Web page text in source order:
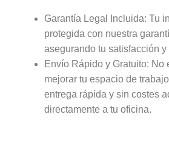
Garantía Legal Incluida: Tu
protegida con nuestra
asegurando tu satisfacción
Envío Rápido y Gratuito: No
mejorar tu espacio de
entrega rápida y sin costes
directamente a tu oficina.